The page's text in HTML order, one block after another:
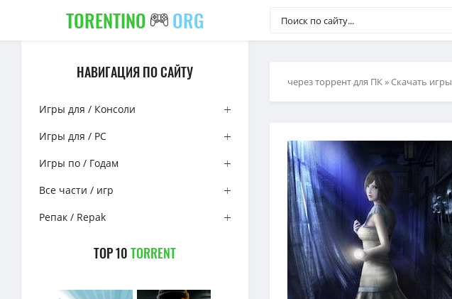
TORENTINO ORG
НАВИГАЦИЯ ПО САЙТУ
Игры для / Консоли
Игры для / PC
Игры по / Годам
Все части / игр
Репак / Repak
TOP 10TORRENT
через торрент для ПК»Скачать игры